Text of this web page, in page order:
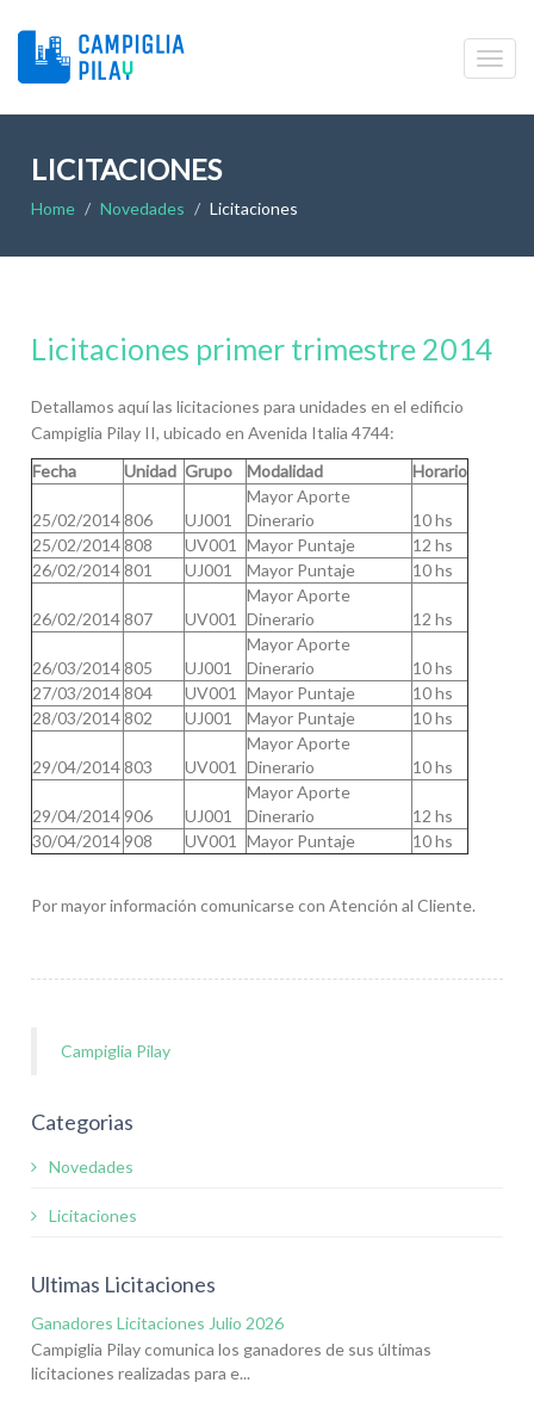
LICITACIONES
Home Novedades Licitaciones
Licitaciones primer trimestre 2014
Detallamos aquí las licitaciones para unidades en el edificio
Campiglia Pilay II, ubicado en Avenida Italia 4744:
Fecha
Unidad Grupo Modalidad Horario
25/02/2014806 UJ001
Mayor Aporte
Dinerario
10 hs
25/02/2014808 UV001 Mayor Puntaje
12 hs
26/02/2014801 UJ001 Mayor Puntaje 10 hs
26/02/2014807 UV001
Mayor Aporte
Dinerario
12 hs
26/03/2014805 UJ001
Mayor Aporte
Dinerario
10 hs
27/03/2014804 UV001 Mayor Puntaje
10 hs
28/03/2014802 UJ001 Mayor Puntaje 10 hs
29/04/2014803 UV001
Mayor Aporte
Dinerario
10 hs
29/04/2014 906 UJ001
Mayor Aporte
Dinerario
12 hs
30/04/2014 908 UV001 Mayor Puntaje 10 hs
Por mayor información comunicarse con Atención al Cliente.
Campiglia Pilay
Categorias
Novedades
Licitaciones
Ultimas Licitaciones
Ganadores Licitaciones Julio 2026
Campiglia Pilay comunica los ganadores de sus últimas
licitaciones realizadas para e...